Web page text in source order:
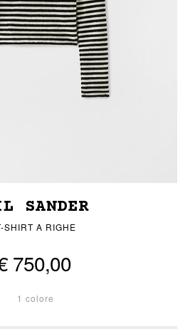
SANDER
SHIRT A RIGHE
750,00
1 colore